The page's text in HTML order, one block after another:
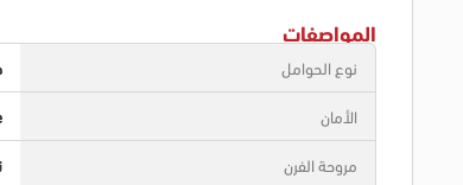
المواصفات
نوع الحوامل
الأمان
مروحة الفرن